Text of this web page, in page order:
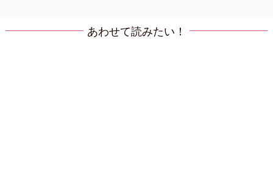
あわせて読みたい！